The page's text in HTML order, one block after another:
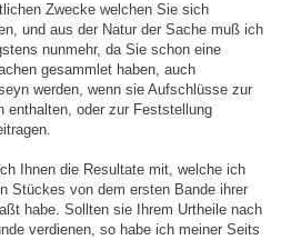
Zwecke welchen Sie sich
und aus der Natur der Sache muß ich
nunmehr, da Sie schon eine
gesammlet haben, auch
werden, wenn sie Aufschlüsse zur
enthalten, oder zur Feststellung
Ihnen die Resultate mit, welche ich
Stückes von dem ersten Bande ihrer
habe. Sollten sie Ihrem Urtheile nach
verdienen, so habe ich meiner Seits